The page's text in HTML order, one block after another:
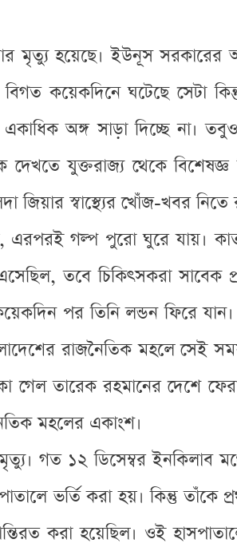
মৃত্যু হয়েছে। ইউনূস সরকারের
কয়েকদিনে ঘটেছে সেটা
একাধিক অঙ্গ সাড়া দিচ্ছে না।
যুক্তরাজ্য থেকে বিশেষজ্ঞ
জিয়ার স্বাস্থ্যের খোঁজ-খবর নিতে
এরপরই গল্প পুরো ঘুরে যায়।
তবে চিকিৎসকরা সাবেক
পর তিনি লন্ডন ফিরে
রাজনৈতিক মহলে সেই
গেল তারেক রহমানের দেশে
মহলের একাংশ।
গত ১২ ডিসেম্বর ইনকিলাব
ভর্তি করা হয়। কিন্তু তাঁকে
করা হয়েছিল। ওই